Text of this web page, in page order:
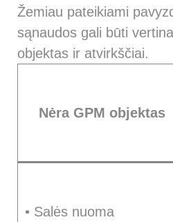
Žemiau pateikiami
sąnaudos gali būti
objektas ir atvirkščiai.
Nėra GPM objektas
• Salės nuoma